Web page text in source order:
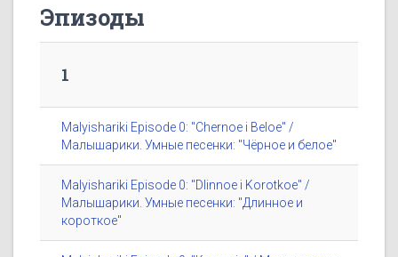
Эпизоды
1
Malyishariki Episode 0: "Chernoe i Beloe" /
Малышарики. Умные песенки: "Чёрное и белое"
Malyishariki Episode 0: "Dlinnoe i Korotkoe" /
Малышарики. Умные песенки: "Длинное и
короткое"